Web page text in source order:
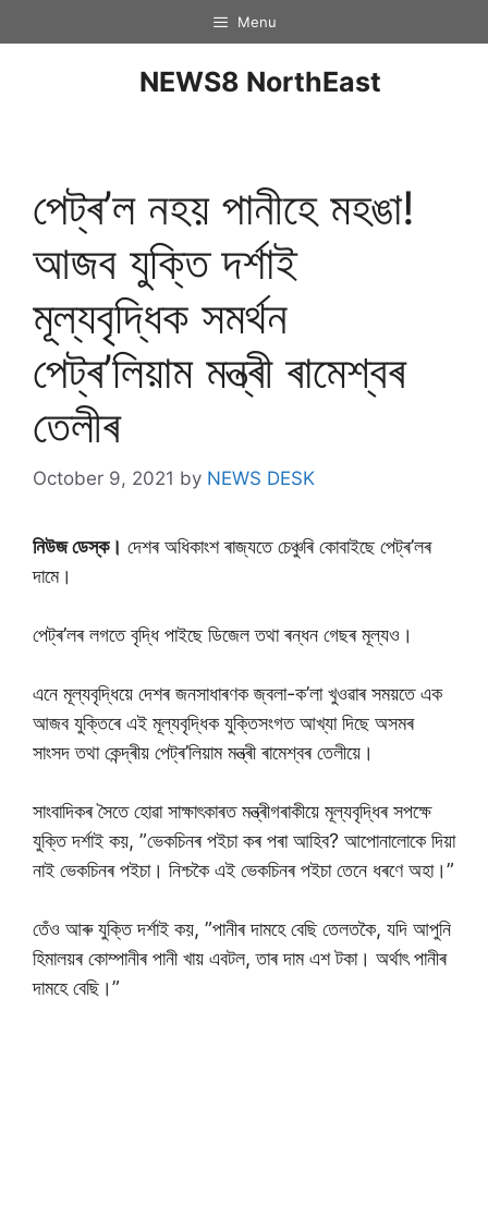
Menu
NEWS8 NorthEast
পেট্ৰ’ল নহয় পানীহে মহঙা!
আজব যুক্তি দৰ্শাই
মূল্যবৃদ্ধিক সমৰ্থন
পেট্ৰ’লিয়াম মন্ত্ৰী ৰামেশ্বৰ
তেলীৰ
October 9, 2021 by NEWS DESK
নিউজ ডেস্ক। দেশৰ অধিকাংশ ৰাজ্যতে চেঞ্চুৰি কােবাইছে পেট্ৰ’লৰ
দামে।
পেট্ৰ’লৰ লগতে বৃদ্ধি পাইছে ডিজেল তথা ৰন্ধন গেছৰ মূল্যও।
এনে মূল্যবৃদ্ধিয়ে দেশৰ জনসাধাৰণক জ্বলা-ক’লা খুওৱাৰ সময়তে এক
আজব যুক্তিৰে এই মূল্যবৃদ্ধিক যুক্তিসংগত আখ্যা দিছে অসমৰ
সাংসদ তথা কেন্দ্ৰীয় পেট্ৰ’লিয়াম মন্ত্ৰী ৰামেশ্বৰ তেলীয়ে।
সাংবাদিকৰ সৈতে হােৱা সাক্ষাৎকাৰত মন্ত্ৰীগৰাকীয়ে মূল্যবৃদ্ধিৰ সপক্ষে
যুক্তি দৰ্শাই কয়, ”ভেকচিনৰ পইচা কৰ পৰা আহিব? আপােনালােকে দিয়া
নাই ভেকচিনৰ পইচা। নিশ্চকৈ এই ভেকচিনৰ পইচা তেনে ধৰণে অহা।”
তেঁও আৰু যুক্তি দৰ্শাই কয়, ”পানীৰ দামহে বেছি তেলতকৈ, যদি আপুনি
হিমালয়ৰ কােম্পানীৰ পানী খায় এবটল, তাৰ দাম এশ টকা। অৰ্থাৎ পানীৰ
দামহে বেছি।”